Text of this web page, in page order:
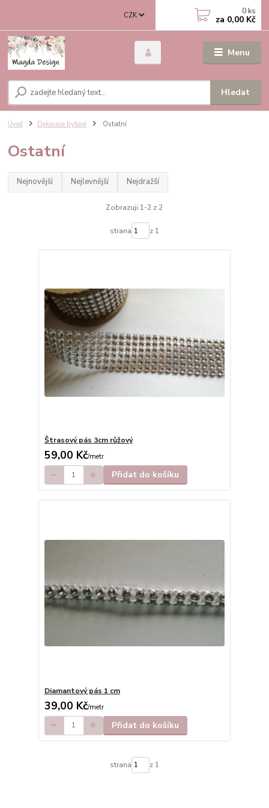
Menu
CZK
Hledat
0 ks
za 0,00 Kč
Úvod Dekorace bytové Ostatní
Ostatní
Nejnovější Nejlevnější Nejdražší
Zobrazuji 1-2 z 2
strana z 1
Štrasový pás 3cm růžový
59,00 Kč/metr
Přidat do košíku
Diamantový pás 1 cm
39,00 Kč/metr
Přidat do košíku
strana z 1